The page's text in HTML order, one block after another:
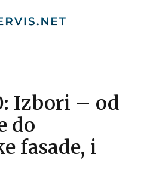
Izbori – od
do
fasade, i